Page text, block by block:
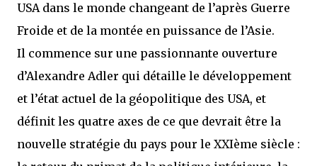
USA dans le monde changeant de l’après Guerre
Froide et de la montée en puissance de l’Asie.
Il commence sur une passionnante ouverture
d’Alexandre Adler qui détaille le développement
et l’état actuel de la géopolitique des USA, et
définit les quatre axes de ce que devrait être la
nouvelle stratégie du pays pour le XXIème siècle :